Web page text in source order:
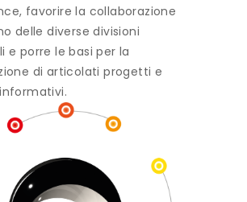
favorire la collaborazione
delle diverse divisioni
e porre le basi per la
di articolati progetti e